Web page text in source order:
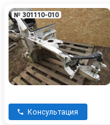
№ 301110-010
Консультация